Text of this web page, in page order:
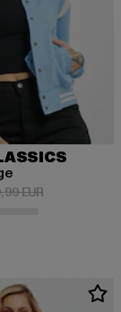
26,79 EUR
EURAktionspreis: